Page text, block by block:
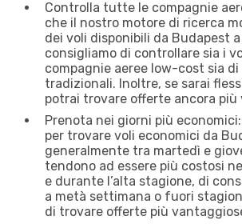
Controlla tutte le compagnie
che il nostro motore di ricerca
dei voli disponibili da Budapest
consigliamo di controllare sia i
compagnie aeree low-cost sia
tradizionali. Inoltre, se sarai
potrai trovare offerte ancora più
Prenota nei giorni più
per trovare voli economici da
generalmente tra martedì e
tendono ad essere più costosi
e durante l’alta stagione, di
a metà settimana o fuori
di trovare offerte più